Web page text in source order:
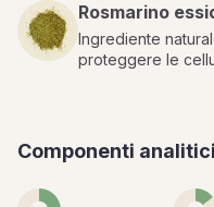
Rosmarino
Ingrediente
proteggere le
Componenti analitici